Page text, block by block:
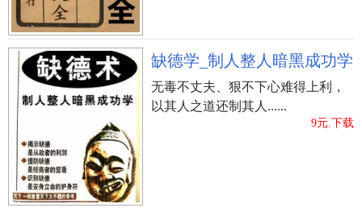
缺德学_制人整人暗黑成功学
无毒不丈夫、狠不下心难得上利，
以其人之道还制其人......
9元.下载